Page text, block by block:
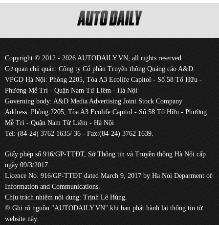
Copyright © 2012 - 2026 AUTODAILY.VN, all rights reserved.
Cơ quan chủ quản: Công ty Cổ phần Truyền thông Quảng cáo A&D.
VPGD Hà Nội: Phòng 2205, Tòa A3 Ecolife Capitol - Số 58 Tố Hữu -
Phường Mễ Trì - Quận Nam Từ Liêm - Hà Nội
Governing body: A&D Media Advertising Joint Stock Company
Address: Phòng 2205, Tòa A3 Ecolife Capitol - Số 58 Tố Hữu - Phường
Mễ Trì - Quận Nam Từ Liêm - Hà Nội
Tel: (84-24) 3762 1635/ 36 - Fax:(84-24) 3762 1639.
Giấy phép số 916/GP-TTĐT, Sở Thông tin và Truyền thông Hà Nội cấp
ngày 09/3/2017.
Licence No. 916/GP-TTĐT dated March 9, 2017 by Ha Noi Deparment of
Information and Communications.
Chịu trách nhiệm nội dung: Trịnh Lê Hùng.
® Ghi rõ nguồn "AUTODAILY.VN" khi bạn phát hành lại thông tin từ
website này.